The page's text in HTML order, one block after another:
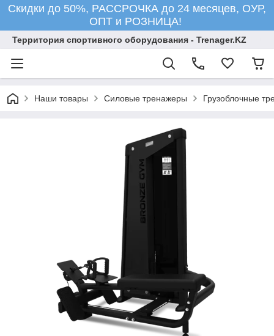
Скидки до 50%, РАССРОЧКА до 24 месяцев, ОУР,
ОПТ и РОЗНИЦА!
Территория спортивного оборудования - Trenager.KZ
Наши товары Силовые тренажеры Грузоблочные